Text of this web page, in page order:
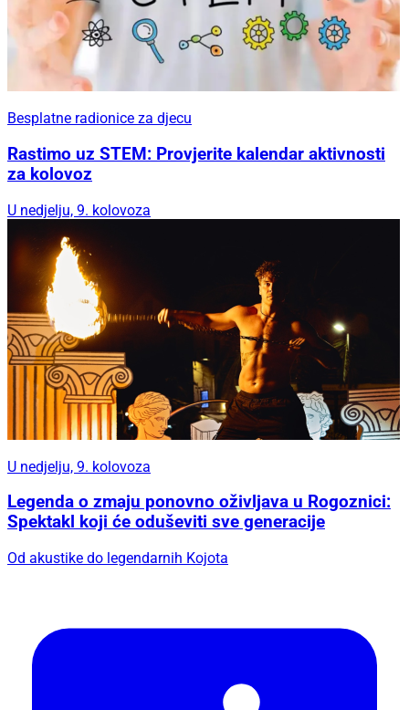
Besplatne radionice za djecu
Rastimo uz STEM: Provjerite kalendar aktivnosti
za kolovoz
U nedjelju, 9. kolovoza
U nedjelju, 9. kolovoza
Legenda o zmaju ponovno oživljava u Rogoznici:
Spektakl koji će oduševiti sve generacije
Od akustike do legendarnih Kojota